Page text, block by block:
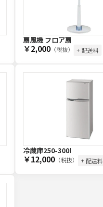
扇風機 フロア扇
￥2,000（税抜） + 配送料
冷蔵庫250-300l
￥12,000（税抜） + 配送料